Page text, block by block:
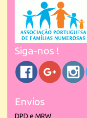
Siga-nos !
Envios
DPD e MRW